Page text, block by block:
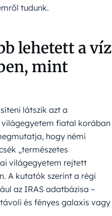
tudunk.
lehetett a víz
mint
látszik azt a
fiatal korában
hogy némi
„természetes
világegyetem rejtett
A kutatók szerint a régi
az IRAS adatbázisa –
és fényes galaxis vagy